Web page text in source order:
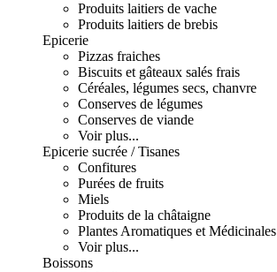
Produits laitiers de vache
Produits laitiers de brebis
Epicerie
Pizzas fraiches
Biscuits et gâteaux salés frais
Céréales, légumes secs, chanvre
Conserves de légumes
Conserves de viande
Voir plus...
Epicerie sucrée / Tisanes
Confitures
Purées de fruits
Miels
Produits de la châtaigne
Plantes Aromatiques et Médicinales
Voir plus...
Boissons